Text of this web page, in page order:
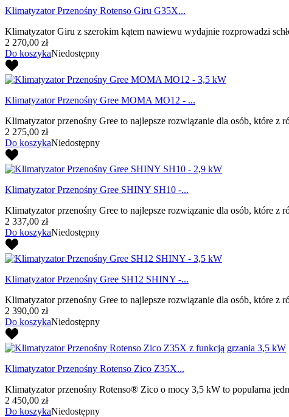
Klimatyzator Przenośny Rotenso Giru G35X...
Klimatyzator Giru z szerokim kątem nawiewu wydajnie rozprowadzi
2 270,00 zł
Do koszykaNiedostępny
Klimatyzator Przenośny Gree MOMA MO12 - ...
Klimatyzator przenośny Gree to najlepsze rozwiązanie dla osób, które z
2 275,00 zł
Do koszykaNiedostępny
Klimatyzator Przenośny Gree SHINY SH10 -...
Klimatyzator przenośny Gree to najlepsze rozwiązanie dla osób, które z
2 337,00 zł
Do koszykaNiedostępny
Klimatyzator Przenośny Gree SH12 SHINY -...
Klimatyzator przenośny Gree to najlepsze rozwiązanie dla osób, które z
2 390,00 zł
Do koszykaNiedostępny
Klimatyzator Przenośny Rotenso Zico Z35X...
Klimatyzator przenośny Rotenso® Zico o mocy 3,5 kW to popularna
2 450,00 zł
Do koszykaNiedostępny